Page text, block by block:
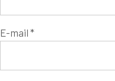
E-mail *